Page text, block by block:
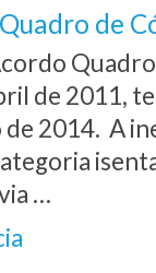
de
de 2011,
2014. A
…